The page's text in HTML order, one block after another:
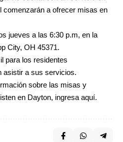
comenzarán a ofrecer misas en
jueves a las 6:30 p.m, en la
City, OH 45371.
para los residentes
asistir a sus servicios.
sobre las misas y
en Dayton, ingresa aquí.